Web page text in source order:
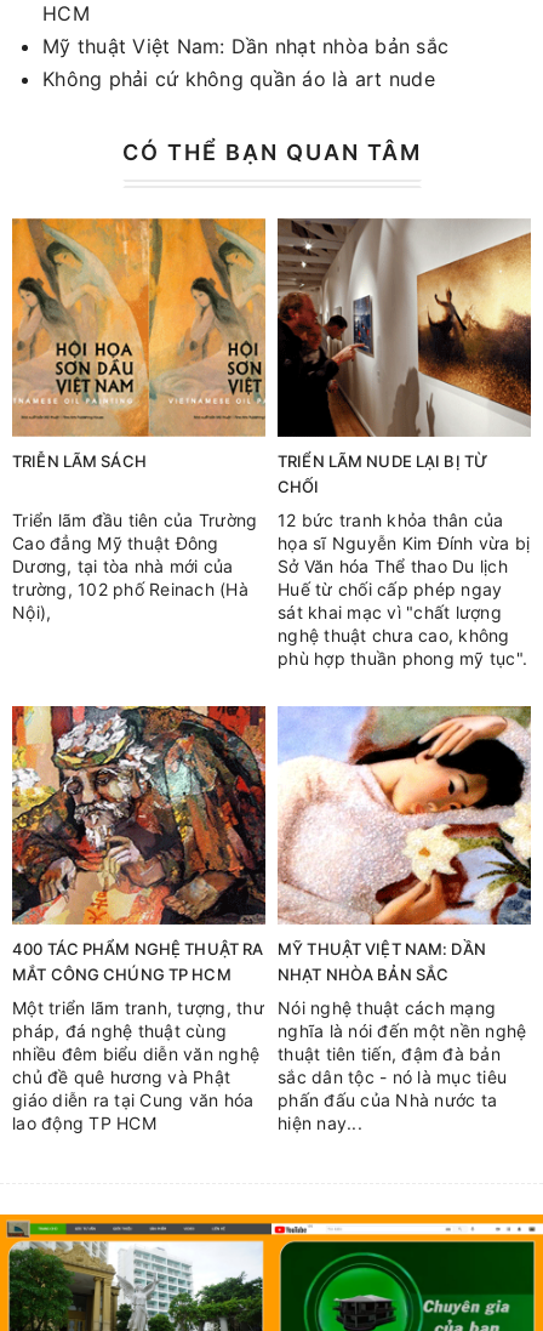
HCM
Mỹ thuật Việt Nam: Dần nhạt nhòa bản sắc
Không phải cứ không quần áo là art nude
CÓ THỂ BẠN QUAN TÂM
TRIỄN LÃM SÁCH
Triển lãm đầu tiên của Trường
Cao đẳng Mỹ thuật Đông
Dương, tại tòa nhà mới của
trường, 102 phố Reinach (Hà
Nội),
TRIỂN LÃM NUDE LẠI BỊ TỪ
CHỐI
12 bức tranh khỏa thân của
họa sĩ Nguyễn Kim Đính vừa bị
Sở Văn hóa Thể thao Du lịch
Huế từ chối cấp phép ngay
sát khai mạc vì "chất lượng
nghệ thuật chưa cao, không
phù hợp thuần phong mỹ tục".
400 TÁC PHẨM NGHỆ THUẬT RA
MẮT CÔNG CHÚNG TP HCM
Một triển lãm tranh, tượng, thư
pháp, đá nghệ thuật cùng
nhiều đêm biểu diễn văn nghệ
chủ đề quê hương và Phật
giáo diễn ra tại Cung văn hóa
lao động TP HCM
MỸ THUẬT VIỆT NAM: DẦN
NHẠT NHÒA BẢN SẮC
Nói nghệ thuật cách mạng
nghĩa là nói đến một nền nghệ
thuật tiên tiến, đậm đà bản
sắc dân tộc - nó là mục tiêu
phấn đấu của Nhà nước ta
hiện nay...